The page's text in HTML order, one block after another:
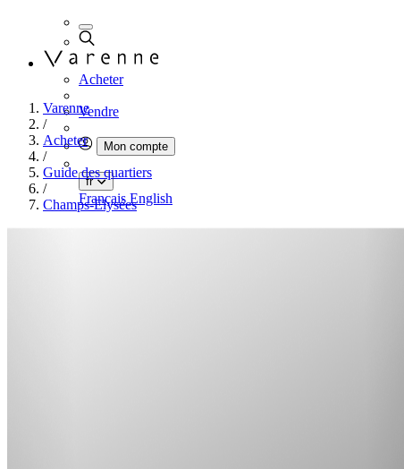
Acheter
Vendre
Mon compte
fr
Français English
Varenne
/
Acheter
/
Guide des quartiers
/
Champs-Elysées